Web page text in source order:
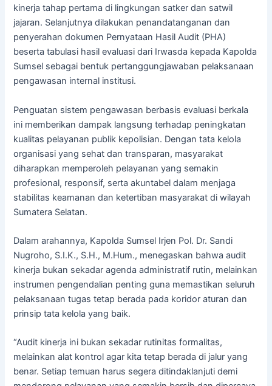
kinerja tahap pertama di lingkungan satker dan satwil
jajaran. Selanjutnya dilakukan penandatanganan dan
penyerahan dokumen Pernyataan Hasil Audit (PHA)
beserta tabulasi hasil evaluasi dari Irwasda kepada Kapolda
Sumsel sebagai bentuk pertanggungjawaban pelaksanaan
pengawasan internal institusi.
Penguatan sistem pengawasan berbasis evaluasi berkala
ini memberikan dampak langsung terhadap peningkatan
kualitas pelayanan publik kepolisian. Dengan tata kelola
organisasi yang sehat dan transparan, masyarakat
diharapkan memperoleh pelayanan yang semakin
profesional, responsif, serta akuntabel dalam menjaga
stabilitas keamanan dan ketertiban masyarakat di wilayah
Sumatera Selatan.
Dalam arahannya, Kapolda Sumsel Irjen Pol. Dr. Sandi
Nugroho, S.I.K., S.H., M.Hum., menegaskan bahwa audit
kinerja bukan sekadar agenda administratif rutin, melainkan
instrumen pengendalian penting guna memastikan seluruh
pelaksanaan tugas tetap berada pada koridor aturan dan
prinsip tata kelola yang baik.
“Audit kinerja ini bukan sekadar rutinitas formalitas,
melainkan alat kontrol agar kita tetap berada di jalur yang
benar. Setiap temuan harus segera ditindaklanjuti demi